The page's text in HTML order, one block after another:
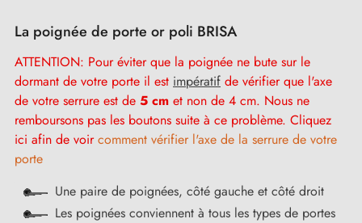
La poignée de porte or poli BRISA
ATTENTION: Pour éviter que la poignée ne bute sur le
dormant de votre porte il est impératif de vérifier que l'axe
de votre serrure est de 5 cm et non de 4 cm. Nous ne
remboursons pas les boutons suite à ce problème. Cliquez
ici afin de voircomment vérifier l'axe de la serrure de votre
porte
Une paire de poignées, côté gauche et côté droit
Les poignées conviennent à tous les types de portes